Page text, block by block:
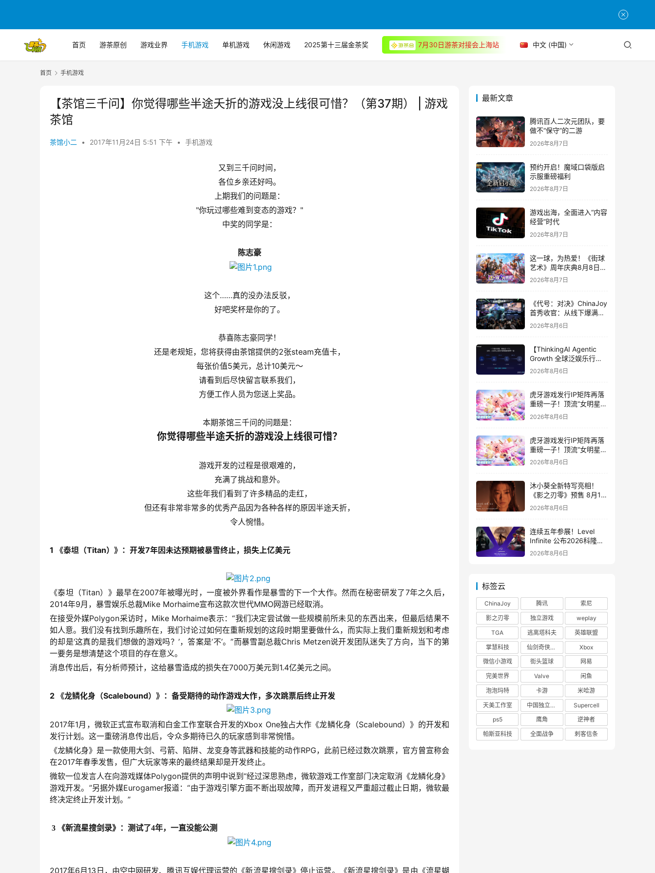
首页 游茶原创 游戏业界 手机游戏 单机游戏 休闲游戏 2025第十三届金茶奖 7月30日游茶对接会上海站 中文 (中国)
首页 手机游戏
【茶馆三千问】你觉得哪些半途夭折的游戏没上线很可惜？（第37期） | 游戏
茶馆
茶馆小二 • 2017年11月24日 5:51 下午 • 手机游戏
又到三千问时间，
各位乡亲还好吗。
上期我们的问题是：
"你玩过哪些难到变态的游戏？"
中奖的同学是：
陈志豪
这个……真的没办法反驳，
好吧奖杯是你的了。
恭喜陈志豪同学！
还是老规矩，您将获得由茶馆提供的2张steam充值卡，
每张价值5美元，总计10美元～
请看到后尽快留言联系我们，
方便工作人员为您送上奖品。
本期茶馆三千问的问题是：
你觉得哪些半途夭折的游戏没上线很可惜？
游戏开发的过程是很艰难的，
充满了挑战和意外。
这些年我们看到了许多精品的走红，
但还有非常非常多的优秀产品因为各种各样的原因半途夭折，
令人惋惜。
1 《泰坦（Titan）》：开发7年因未达预期被暴雪终止，损失上亿美元
《泰坦（Titan）》最早在2007年被曝光时，一度被外界看作是暴雪的下一个大作。然而在秘密研发了7年之久后，
2014年9月，暴雪娱乐总裁Mike Morhaime宣布这款次世代MMO网游已经取消。
在接受外媒Polygon采访时，Mike Morhaime表示：“我们决定尝试做一些规模前所未见的东西出来，但最后结果不
如人意。我们没有找到乐趣所在，我们讨论过如何在重新规划的这段时期里要做什么，而实际上我们重新规划和考虑
的却是‘这真的是我们想做的游戏吗？’，答案是‘不’。”而暴雪副总裁Chris Metzen说开发团队迷失了方向，当下的第
一要务是想清楚这个项目的存在意义。
消息传出后，有分析师预计，这给暴雪造成的损失在7000万美元到1.4亿美元之间。
2 《龙鳞化身（Scalebound）》：备受期待的动作游戏大作，多次跳票后终止开发
2017年1月，微软正式宣布取消和白金工作室联合开发的Xbox One独占大作《龙鳞化身 （Scalebound）》的开发和
发行计划。这一重磅消息传出后，令众多期待已久的玩家感到非常惋惜。
《龙鳞化身》是一款使用大剑、弓箭、陷阱、龙变身等武器和技能的动作RPG，此前已经过数次跳票，官方曾宣称会
在2017年春季发售，但广大玩家等来的最终结果却是开发终止。
微软一位发言人在向游戏媒体Polygon提供的声明中说到“经过深思熟虑，微软游戏工作室部门决定取消《龙鳞化身》
游戏开发。”另据外媒Eurogamer报道：“由于游戏引擎方面不断出现故障，而开发进程又严重超过截止日期，微软最
终决定终止开发计划。”
3 《新流星搜剑录》：测试了4年，一直没能公测
2017年6月13日，由空中网研发、腾讯互娱代理运营的《新流星搜剑录》停止运营。《新流星搜剑录》是由《流星蝴
最新文章
腾讯百人二次元团队，要
做不“保守”的二游
2026年8月7日
预约开启！魔域口袋版启
示服重磅福利
2026年8月7日
游戏出海，全面进入“内容
经营”时代
2026年8月7日
这一球，为热爱！《街球
艺术》周年庆典8月8日正
式上线，多重福利与全新
2026年8月7日
《代号：对决》ChinaJoy
首秀收官：从线下爆满看
见玩家的真实期待
2026年8月6日
【ThinkingAI Agentic
Growth 全球泛娱乐行业
峰会】Agent 时代，人到
2026年8月6日
虎牙游戏发行IP矩阵再落
重磅一子！顶流“女明星”
ZANMANG LOOPY 正版
3D消除手游《消消奇遇》
2026年8月6日
虎牙游戏发行IP矩阵再落
重磅一子！顶流“女明星”
ZANMANG LOOPY 正版
2026年8月6日
沐小葵全新特写亮相！
《影之刃零》预售 8月12
日开启
2026年8月6日
连续五年参展！Level
Infinite 公布2026科隆游
戏展产品阵容
2026年8月6日
标签云
ChinaJoy 腾讯
索尼
影之刃零
独立游戏
weplay
TGA
逃离塔科夫
英雄联盟
掌慧科技
仙剑奇侠传四
Xbox
微信小游戏
街头篮球
网易
完美世界
Valve
闲鱼
泡泡玛特
卡游
米哈游
天美工作室
中国独立游戏联盟
Supercell
ps5
鹰角
逆神者
帕斯亚科技
全面战争 刺客信条